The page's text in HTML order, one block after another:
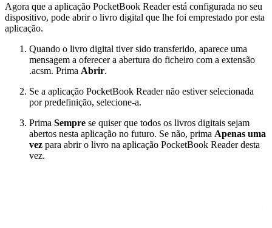
Agora que a aplicação PocketBook Reader está configurada no seu
dispositivo, pode abrir o livro digital que lhe foi emprestado por esta
aplicação.
Quando o livro digital tiver sido transferido, aparece uma
mensagem a oferecer a abertura do ficheiro com a extensão
.acsm. Prima Abrir.
Se a aplicação PocketBook Reader não estiver selecionada
por predefinição, selecione-a.
Prima Sempre se quiser que todos os livros digitais sejam
abertos nesta aplicação no futuro. Se não, prima Apenas uma
vez para abrir o livro na aplicação PocketBook Reader desta
vez.